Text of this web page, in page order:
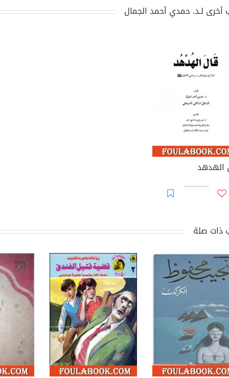
أخرى لـد. حمدي أحمد الجمال
الهدهد
ذات صلة